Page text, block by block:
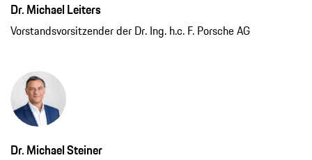
Dr. Michael Leiters
Vorstandsvorsitzender der Dr. Ing. h.c. F. Porsche AG
Dr. Michael Steiner